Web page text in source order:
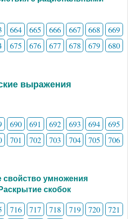
664 665 666 667 668
669
675 676 677 678 679
680
выражения
690 691 692 693 694
695
701 702 703 704 705
706
свойство умножения
скобок
716 717 718 719 720
721